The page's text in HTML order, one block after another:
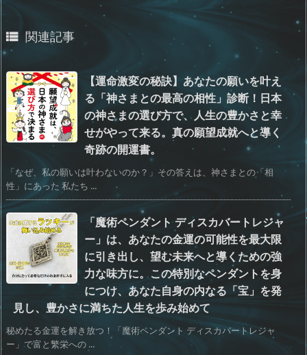
 関連記事
【運命激変の秘訣】あなたの願いを叶え
る「神さまとの最高の相性」診断！日本
の神さまの選び方で、人生の豊かさと幸
せがやって来る。真の願望成就へと導く
奇跡の開運書。
「なぜ、私の願いは叶わないのか？」その答えは、神さまとの「相
性」にあった 私たち ...
「魔術ペンダント ディスカバートレジャ
ー」は、あなたの金運の可能性を最大限
に引き出し、望む未来へと導くための強
力な味方に。この特別なペンダントを身
につけ、あなた自身の内なる「宝」を発
見し、豊かさに満ちた人生を歩み始めて
秘めたる金運を解き放つ！「魔術ペンダント ディスカバートレジャ
ー」で富と繁栄への ...